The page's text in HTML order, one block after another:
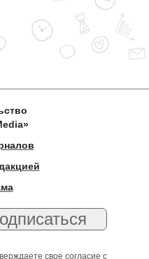
свое согласие с